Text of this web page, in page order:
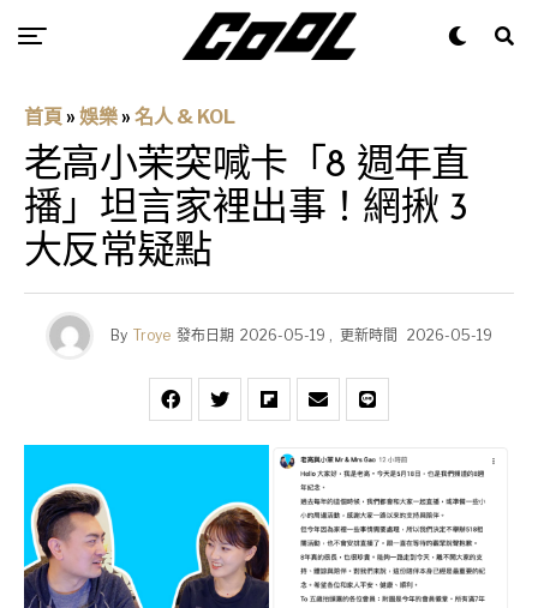
首頁 » 娛樂 » 名人 & KOL
老高小茉突喊卡「8 週年直
播」坦言家裡出事！網揪 3
大反常疑點
By Troye 發布日期 2026-05-19 , 更新時間 2026-05-19